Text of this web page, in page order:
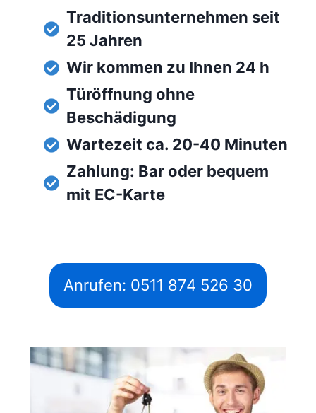
Traditionsunternehmen seit
25 Jahren
Wir kommen zu Ihnen 24 h
Türöffnung ohne
Beschädigung
Wartezeit ca. 20-40 Minuten
Zahlung: Bar oder bequem
mit EC-Karte
Anrufen: 0511 874 526 30